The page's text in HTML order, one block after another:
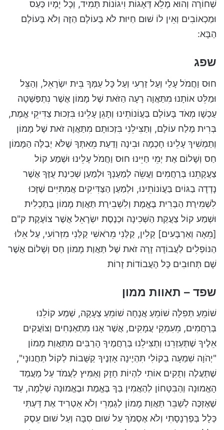
שְׁחוֹרָה וְהוּא מָלֵא דְּאָגוֹת וִיגוֹנוֹת תָּמִיד, וְכָל יָמָיו כַּעַס
וּמַכְאוֹבִים וְאֵין לוֹ שׁוּם חַיּוּת לֹא בָּעוֹלָם הַזֶּה וְלֹא בָּעוֹלָם
הַבָּא:
שפג
חוּס וַחֲמֹל עָלַי וְעַל זַרְעִי וְעַל כָּל עַמְּךָ בֵּית יִשְׂרָאֵל, וְהַצֵּל
וּמַלֵּט אוֹתָנוּ מִתַּאֲוָה רָעָה הַזֹּאת שֶׁל מָמוֹן אֲשֶׁר נִתְפַּשְּׁטָה
עַכְשָׁו מְאֹד בָּעוֹלָם בַּעֲוֹנוֹתֵינוּ וְתָגֵן עָלֵינוּ בִּזְכוּת צַדִּיקֵי אֱמֶת,
בְּרִית מֶלַח עוֹלָם, וְתַצִּילֵנִי בִּזְכוּתָם מִתַּאֲוָה זֹאת שֶׁל מָמוֹן
וְתַמְשִׁיךְ עָלֵינוּ חָכְמָה וּבִינָה וָדַעַת מֵאִתְּךָ שֶׁלֹּא יְבַלֶּה הַמָּמוֹן
חַס וְשָׁלוֹם אֶת יְמֵי חַיֵּינוּ חוּס וַחֲמֹל עָלֵינוּ וּשְׁמַע קוֹל
צַעֲקָתֵנוּ בְּרַחֲמִים וַעֲשֵׂה לְמַעַנְךָ וּלְמַעַן שְׁכִינַת עֻזֶּךָ אֲשֶׁר
נָדְדָה בַגּוֹיִם בַּעֲוֹנוֹתֵינוּ, וּלְמַעַן הַצַּדִּיקִים אֲמִתִּיִּים שֶׁזָּכוּ
לִשְׁמִירַת הַבְּרִית בֶּאֱמֶת וְלִשְׁבִירַת תַּאֲוַת מָמוֹן בְתַכְלִית
וּשְׁמַע קוֹל צַעֲקַת הַשְּׁכִינָה וּכְנֶסֶת יִשְׂרָאֵל אֲשֶׁר צוֹעֶקֶת ק"ם
[מֵאָה וְאַרְבָּעִים] קָלִין, קַלַּנִי מֵרֹאשִׁי קַלַּנִי מִזְּרוֹעִי, עַל אֵלּוּ
הַנּוֹפְלִים לַעֲבוֹדָה זָרָה זֹאת שֶׁל תַּאֲוַת מָמוֹן חַס וְשָׁלוֹם אֲשֶׁר
שָׁם תְּחוּבִים כָּל הָעֲבוֹדוֹת זָרוֹת
שפד – תאוות ממון
שׁוֹמֵעַ תְּפִלָּה שׁוֹמֵעַ אֲנָחָה שׁוֹמֵעַ צְעָקָה, שְׁמַע קוֹלֵנוּ
בְּרַחֲמִים, מֵעִמְקֵי עֲמָקִים, אֲשֶׁר אָנוּ מִתְאַנְּחִים וְצוֹעֲקִים
אֵלֶיךָ שֶׁתַּעַזְרֵנוּ וְתַצִּילֵנוּ בְּרַחֲמֶיךָ הָרַבִּים מִתַּאֲוַת מָמוֹן
"יְהֹוָה שִׁמְעָה בְקוֹלִי תִּהְיֶינָה אָזְנֶיךָ קַשֻּׁבוֹת לְקוֹל תַּחֲנוּנָי",
שֶׁתַּעֲלֶה וְתָקִים אוֹתִי לִהְיוֹת חָזָק וְאַמִּיץ לַעֲמֹד עַל מַעֲמַד
הָאֱמוּנָה וְהַבִּטָּחוֹן לְהַאֲמִין בְּךָ בֶּאֱמֶת וּבֶאֱמוּנָה שְׁלֵמָה, עַד
שֶׁאֶזְכֶּה לְשַׁבֵּר תַּאֲוַת מָמוֹן לְגַמְרֵי וְלֹא אַטְרִיד אֶת דַּעְתִּי
כְּלָל בְּפַרְנָסָתִי וְלֹא אֶסְמֹךְ עַל שׁוּם סִבָּה וְעַל שׁוּם עֵסֶק